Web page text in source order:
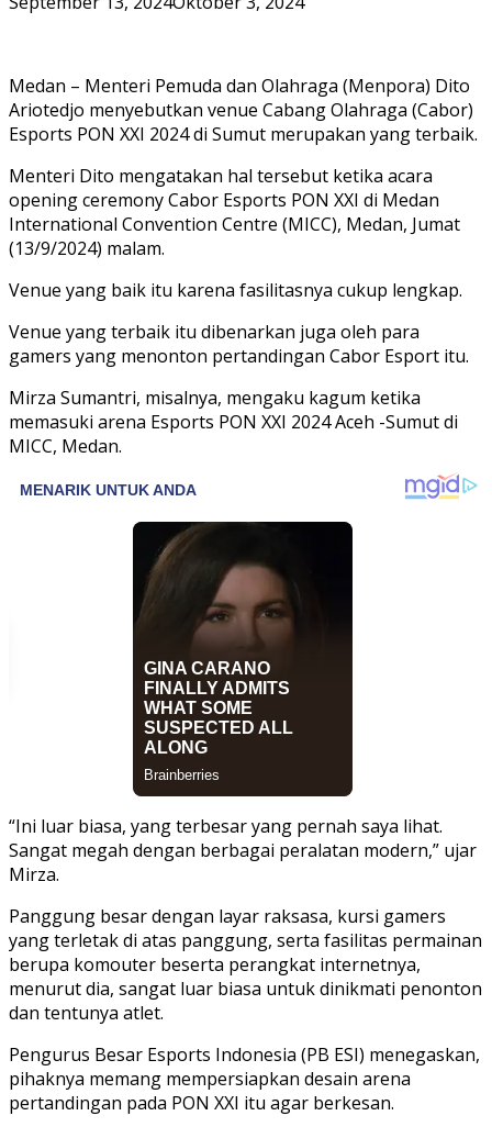
Medan – Menteri Pemuda dan Olahraga (Menpora) Dito
Ariotedjo menyebutkan venue Cabang Olahraga (Cabor)
Esports PON XXI 2024 di Sumut merupakan yang terbaik.
Menteri Dito mengatakan hal tersebut ketika acara
opening ceremony Cabor Esports PON XXI di Medan
International Convention Centre (MICC), Medan, Jumat
(13/9/2024) malam.
Venue yang baik itu karena fasilitasnya cukup lengkap.
Venue yang terbaik itu dibenarkan juga oleh para
gamers yang menonton pertandingan Cabor Esport itu.
Mirza Sumantri, misalnya, mengaku kagum ketika
memasuki arena Esports PON XXI 2024 Aceh -Sumut di
MICC, Medan.
“Ini luar biasa, yang terbesar yang pernah saya lihat.
Sangat megah dengan berbagai peralatan modern,” ujar
Mirza.
Panggung besar dengan layar raksasa, kursi gamers
yang terletak di atas panggung, serta fasilitas permainan
berupa komouter beserta perangkat internetnya,
menurut dia, sangat luar biasa untuk dinikmati penonton
dan tentunya atlet.
Pengurus Besar Esports Indonesia (PB ESI) menegaskan,
pihaknya memang mempersiapkan desain arena
pertandingan pada PON XXI itu agar berkesan.